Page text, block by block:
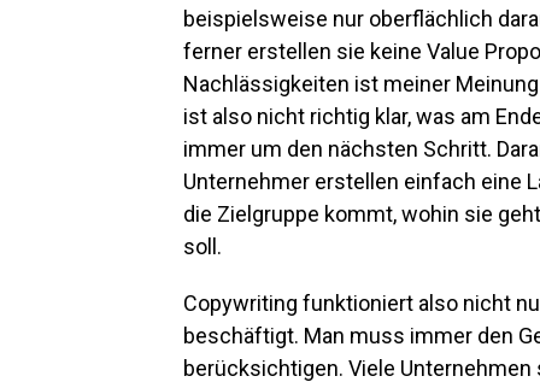
beispielsweise nur oberflächlich
ferner erstellen sie keine Value
Nachlässigkeiten ist meiner
ist also nicht richtig klar, was am
immer um den nächsten Schritt.
Unternehmer erstellen einfach eine
die Zielgruppe kommt, wohin sie
soll.
Copywriting funktioniert also nicht
beschäftigt. Man muss immer den
berücksichtigen. Viele